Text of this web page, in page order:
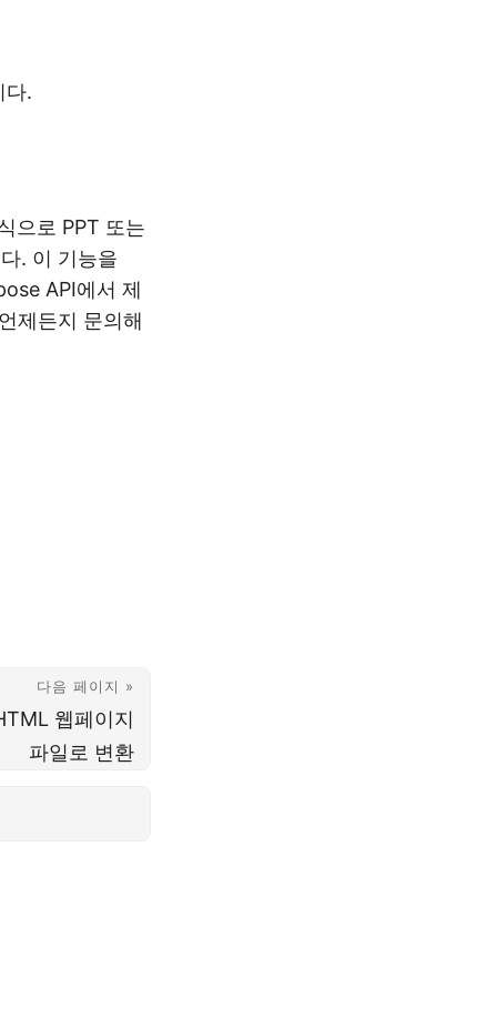
다.
으로 PPT 또는
. 이 기능을
API에서 제
제든지 문의해
다음 페이지 »
웹페이지
파일로 변환